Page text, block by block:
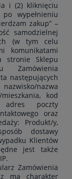
i (2) kliknięciu
wypełnieniu
zakup” –
samodzielnej
(w tym celu
komunikatami
stronie Sklepu
Zamówienia
następujących
nazwa
kod
adres poczty
oraz
Produkt/y,
dostawy
Klientów
jest także
Zamówienia
ma charakter